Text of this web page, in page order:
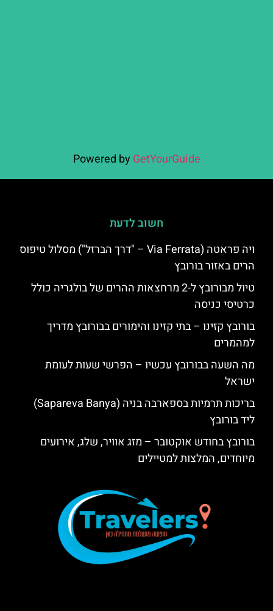
Powered by GetYourGuide
חשוב לדעת
ויה פראטה (Via Ferrata – "דרך הברזל") מסלול טיפוס
הרים באזור בורובץ
טיול מבורובץ ל-2 מרחצאות ההרים של בולגריה כולל
כרטיסי כניסה
בורובץ קזינו – בתי קזינו והימורים בבורובץ מדריך
למהמרים
מה השעה בבורובץ עכשיו – הפרשי שעות לעומת
ישראל
בריכות תרמיות בספארבה בניה (Sapareva Banya)
ליד בורובץ
בורובץ בחודש אוקטובר – מזג אוויר, שלג, אירועים
מיוחדים, המלצות למטיילים